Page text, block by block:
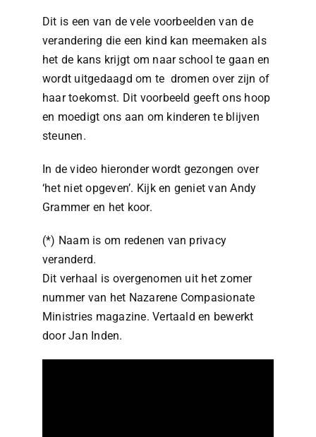
Dit is een van de vele voorbeelden van de
verandering die een kind kan meemaken als
het de kans krijgt om naar school te gaan en
wordt uitgedaagd om te dromen over zijn of
haar toekomst. Dit voorbeeld geeft ons hoop
en moedigt ons aan om kinderen te blijven
steunen.
In de video hieronder wordt gezongen over
‘het niet opgeven’. Kijk en geniet van Andy
Grammer en het koor.
(*) Naam is om redenen van privacy
veranderd.
Dit verhaal is overgenomen uit het zomer
nummer van het Nazarene Compasionate
Ministries magazine. Vertaald en bewerkt
door Jan Inden.